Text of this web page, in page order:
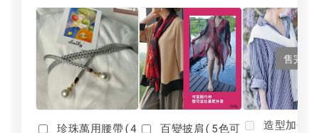
珍珠萬用腰帶(4
百變披肩(5色可
售完
造型加分